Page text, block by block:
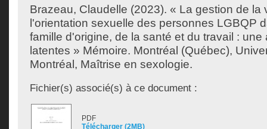
Brazeau, Claudelle (2023). « La gestion de la
l'orientation sexuelle des personnes LGBQP
famille d'origine, de la santé et du travail :
latentes » Mémoire. Montréal (Québec),
Montréal, Maîtrise en sexologie.
Fichier(s) associé(s) à ce document :
PDF
Télécharger (2MB)